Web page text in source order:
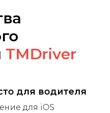
TMDriver
для водителя
для iOS